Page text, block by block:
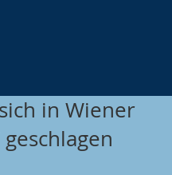
in Wiener